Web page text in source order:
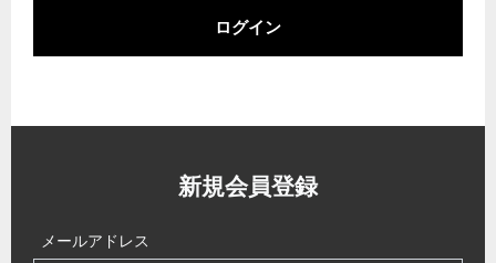
ログイン
新規会員登録
メールアドレス